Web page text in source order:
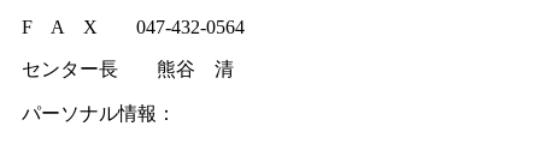
F A X 047-432-0564
センター長 熊谷 清
パーソナル情報：